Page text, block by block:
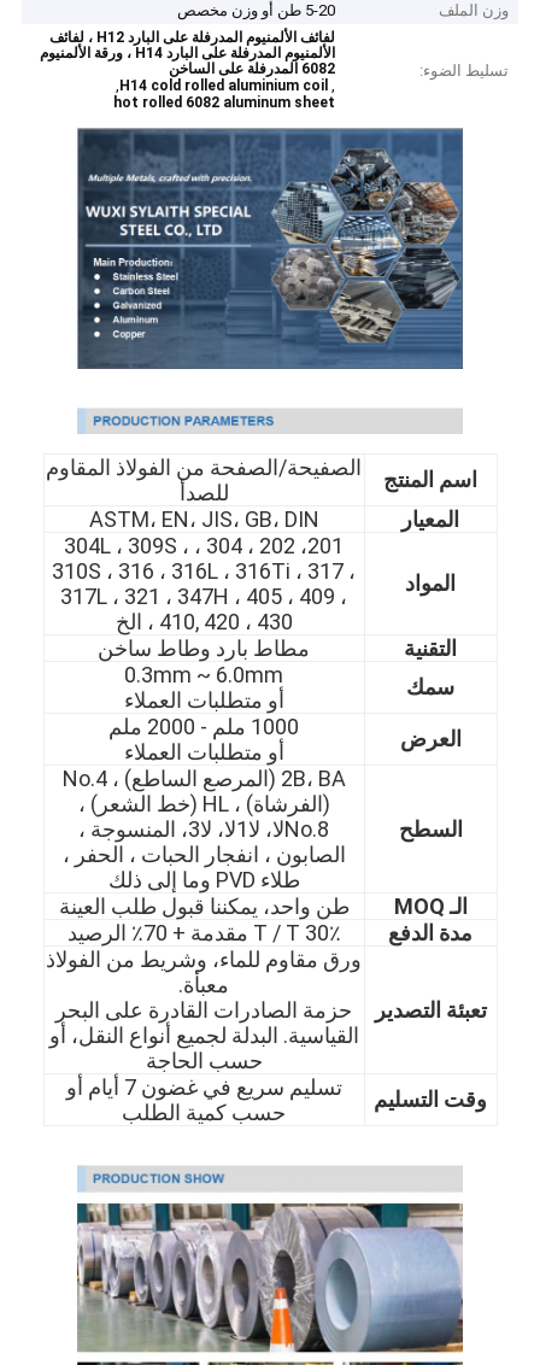
الصفحة الرئيسية
مقاطع فيديو
وزن الملف
5-20 طن أو وزن مخصص
تسليط الضوء:
لفائف الألمنيوم المدرفلة على البارد H12 ، لفائف
الألمنيوم المدرفلة على البارد H14 ، ورقة الألمنيوم
6082 المدرفلة على الساخن
,
H14 cold rolled aluminium coil
,
hot rolled 6082 aluminum sheet
اسم المنتج
الصفيحة/الصفحة من الفولاذ المقاوم
للصدأ
المعيار
ASTM، EN، JIS، GB، DIN
المواد
201، 202 ، 304 ، 304L ، 309S ،
310S ، 316 ، 316L ، 316Ti ، 317 ،
317L ، 321 ، 347H ، 405 ، 409 ،
410, 420 ، 430 ، الخ
التقنية
مطاط بارد وطاط ساخن
سمك
0.3mm ~ 6.0mm
أو متطلبات العملاء
العرض
1000 ملم - 2000 ملم
أو متطلبات العملاء
السطح
2B، BA (المرصع الساطع) ، No.4
(الفرشاة) ، HL (خط الشعر) ،
No.8لا، لا1لا، لا3، المنسوجة ،
الصابون ، انفجار الحبات ، الحفر ،
طلاء PVD وما إلى ذلك
الـ MOQ
طن واحد، يمكننا قبول طلب العينة
مدة الدفع
30٪ T / T مقدمة + 70٪ الرصيد
تعبئة التصدير
ورق مقاوم للماء، وشريط من الفولاذ
معبأة.
حزمة الصادرات القادرة على البحر
القياسية. البدلة لجميع أنواع النقل، أو
حسب الحاجة
وقت التسليم
تسليم سريع في غضون 7 أيام أو
حسب كمية الطلب